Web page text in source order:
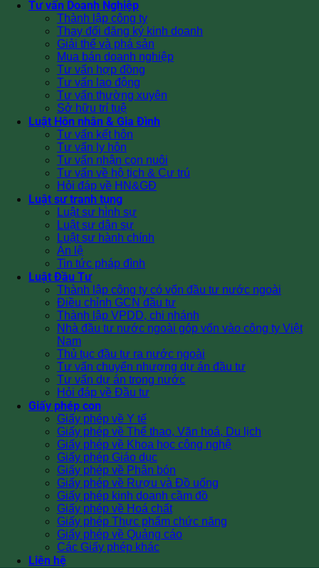
Tư vấn Doanh Nghiệp
Thành lập công ty
Thay đổi đăng ký kinh doanh
Giải thể và phá sản
Mua bán doanh nghiệp
Tư vấn hợp đồng
Tư vấn lao động
Tư vấn thường xuyên
Sở hữu trí tuệ
Luật Hôn nhân & Gia Đình
Tư vấn kết hôn
Tư vấn ly hôn
Tư vấn nhận con nuôi
Tư vấn về hộ tịch & Cư trú
Hỏi đáp về HN&GĐ
Luật sư tranh tụng
Luật sư hình sự
Luật sư dân sự
Luật sư hành chính
Án lệ
Tin tức pháp đình
Luật Đầu Tư
Thành lập công ty có vốn đầu tư nước ngoài
Điều chỉnh GCN đầu tư
Thành lập VPDD, chi nhánh
Nhà đầu tư nước ngoài góp vốn vào công ty Việt
Nam
Thủ tục đầu tư ra nước ngoài
Tư vấn chuyển nhượng dự án đầu tư
Tư vấn dự án trong nước
Hỏi đáp về Đầu tư
Giấy phép con
Giấy phép về Y tế
Giấy phép về Thể thao, Văn hoá, Du lịch
Giấy phép về Khoa học công nghệ
Giấy phép Giáo dục
Giấy phép về Phân bón
Giấy phép về Rượu và Đồ uống
Giấy phép kinh doanh cầm đồ
Giấy phép về Hoá chất
Giấy phép Thực phẩm chức năng
Giấy phép về Quảng cáo
Các Giấy phép khác
Liên hệ